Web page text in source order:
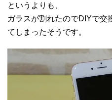
というよりも、
ガラスが割れたのでDIYで交
てしまったそうです。